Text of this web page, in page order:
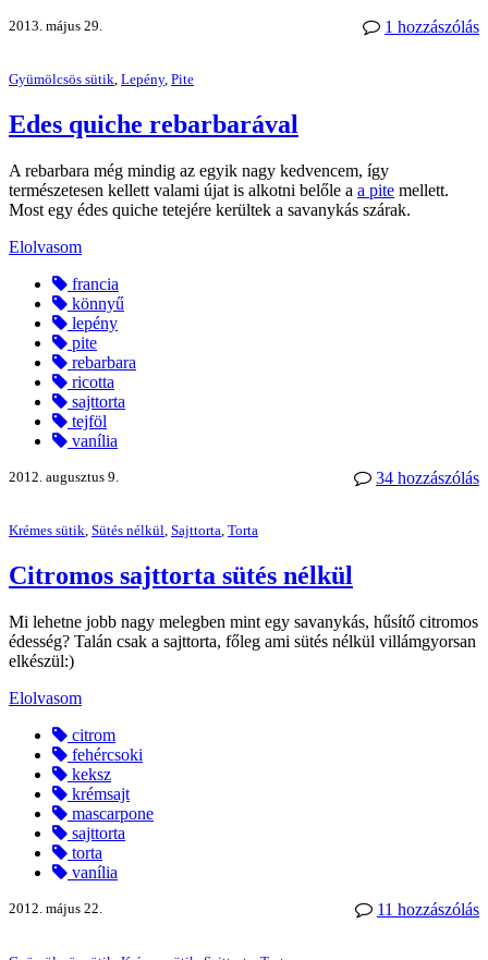
1 hozzászólás
2013. május 29.
Gyümölcsös sütik, Lepény, Pite
Edes quiche rebarbarával
A rebarbara még mindig az egyik nagy kedvencem, így
természetesen kellett valami újat is alkotni belőle a a pite mellett.
Most egy édes quiche tetejére kerültek a savanykás szárak.
Elolvasom
francia
könnyű
lepény
pite
rebarbara
ricotta
sajttorta
tejföl
vanília
34 hozzászólás
2012. augusztus 9.
Krémes sütik, Sütés nélkül, Sajttorta, Torta
Citromos sajttorta sütés nélkül
Mi lehetne jobb nagy melegben mint egy savanykás, hűsítő citromos
édesség? Talán csak a sajttorta, főleg ami sütés nélkül villámgyorsan
elkészül:)
Elolvasom
citrom
fehércsoki
keksz
krémsajt
mascarpone
sajttorta
torta
vanília
11 hozzászólás
2012. május 22.